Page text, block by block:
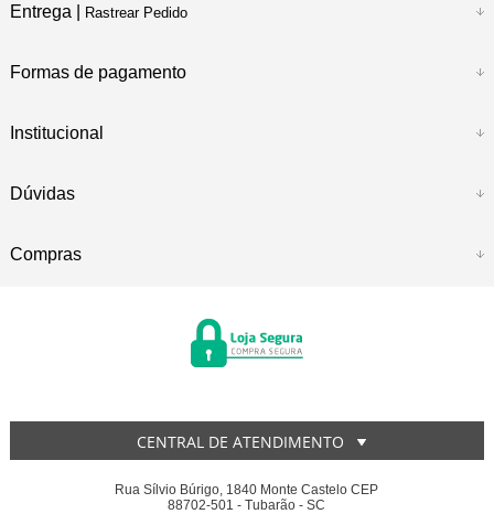
Entrega | Rastrear Pedido
Formas de pagamento
Institucional
Dúvidas
Compras
CENTRAL DE ATENDIMENTO
Rua Sílvio Búrigo, 1840 Monte Castelo CEP
88702-501 - Tubarão - SC